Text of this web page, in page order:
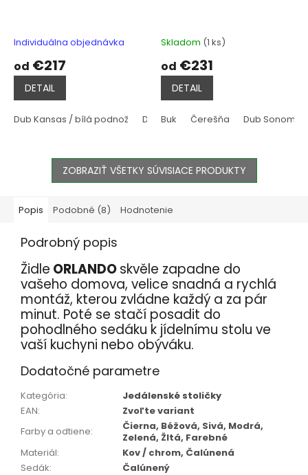
Individuálna objednávka
od €217
DETAIL
Dub Kansas / bílá podnož Dub Halifax přírodní / bílá podnož
Skladom (1 ks)
od €231
DETAIL
Buk Čerešňa Dub Sonoma
ZOBRAZIŤ VŠETKY SÚVISIACE PRODUKTY
Popis Podobné (8) Hodnotenie
Podrobný popis
Židle ORLANDOskvěle zapadne do
vašeho domova, velice snadná a rychlá
montáž, kterou zvládne každý a za pár
minut. Poté se stačí posadit do
pohodlného sedáku k jídelnímu stolu ve
vaší kuchyni nebo obýváku.
Dodatočné parametre
Kategória:
Jedálenské stoličky
EAN:
Zvoľte variant
Farby a odtiene:
Čierna, Béžová, Sivá, Modrá,
Zelená, Žltá, Farebné
Materiál:
Kov / chrom, Čalúnená
Sedák:
Čalúnený